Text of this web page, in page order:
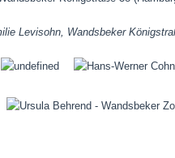
Levisohn, Wandsbeker